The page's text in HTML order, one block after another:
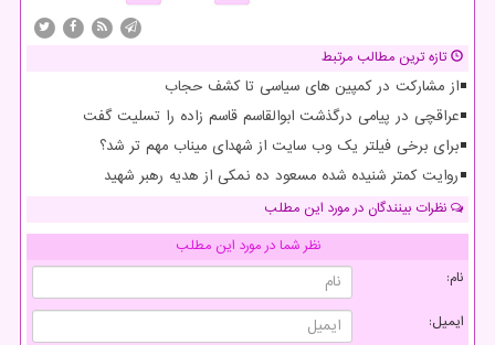
تازه ترین مطالب مرتبط
از مشارکت در کمپین های سیاسی تا کشف حجاب
عراقچی در پیامی درگذشت ابوالقاسم قاسم زاده را تسلیت گفت
برای برخی فیلتر یک وب سایت از شهدای میناب مهم تر شد؟
روایت کمتر شنیده شده مسعود ده نمکی از هدیه رهبر شهید
نظرات بینندگان در مورد این مطلب
نظر شما در مورد این مطلب
نام:
ایمیل: